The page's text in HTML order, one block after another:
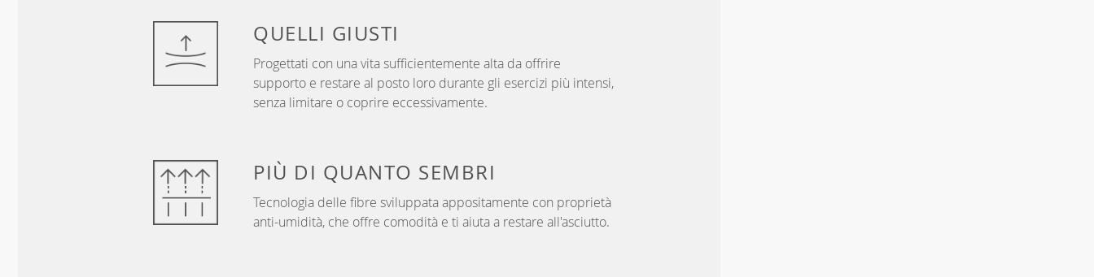
QUELLI GIUSTI
Progettati con una vita sufficientemente alta da offrire
supporto e restare al posto loro durante gli esercizi più intensi,
senza limitare o coprire eccessivamente.
PIÙ DI QUANTO SEMBRI
Tecnologia delle fibre sviluppata appositamente con proprietà
anti-umidità, che offre comodità e ti aiuta a restare all'asciutto.